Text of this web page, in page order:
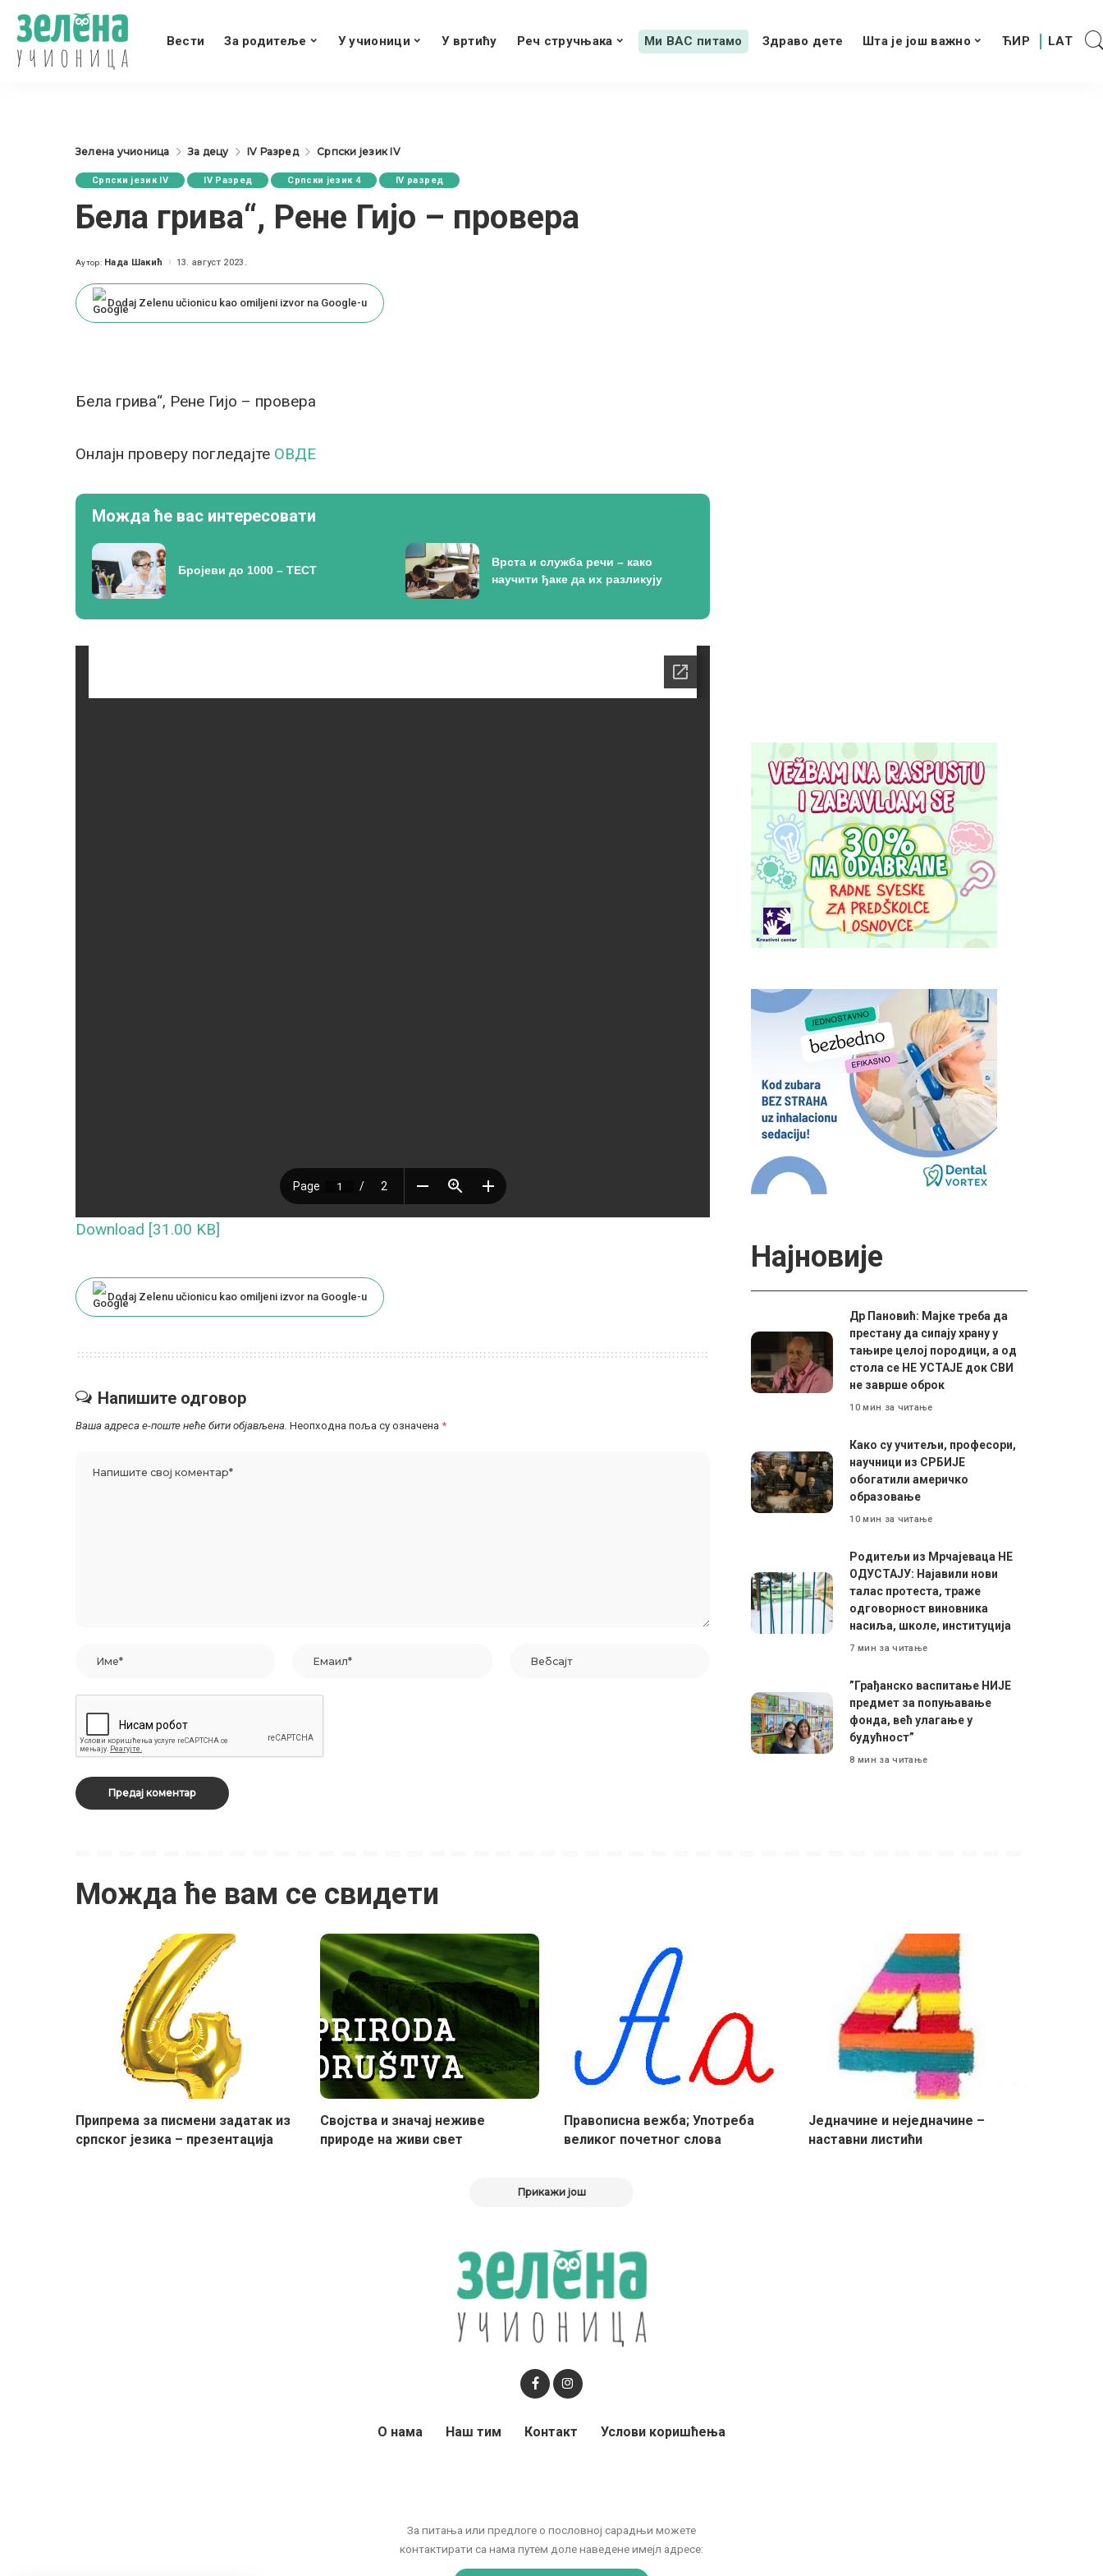
Вести За родитеље У учионици У вртићу Реч стручњака Ми ВАС питамо Здраво дете Шта је још важно
Зелена учионица За децу IV Разред Српски језик IV
Српски језик IV IV Разред Српски језик 4 IV разред
Бела грива“, Рене Гијо – провера
Posted
Аутор: Нада Шакић 13. август 2023.
Dodaj Zelenu učionicu kao omiljeni izvor na Google-u
Бела грива“, Рене Гијо – провера
Онлајн проверу погледајте ОВДЕ
Можда ће вас интересовати
Бројеви до 1000 – ТЕСТ
Врста и служба речи – како
научити ђаке да их разликују
Download [31.00 KB]
Dodaj Zelenu učionicu kao omiljeni izvor na Google-u
Напишите одговор
Ваша адреса е-поште неће бити објављена. Неопходна поља су означена *
Најновије
Др Пановић: Мајке треба да
престану да сипају храну у
тањире целој породици, а од
стола се НЕ УСТАЈЕ док СВИ
не заврше оброк
10 мин за читање
Како су учитељи, професори,
научници из СРБИЈЕ
обогатили америчко
образовање
10 мин за читање
Родитељи из Мрчајеваца НЕ
ОДУСТАЈУ: Најавили нови
талас протеста, траже
одговорност виновника
насиља, школе, институција
7 мин за читање
”Грађанско васпитање НИЈЕ
предмет за попуњавање
фонда, већ улагање у
будућност”
8 мин за читање
Можда ће вам се свидети
Припрема за писмени задатак из
српског језика – презентација
Својства и значај неживе
природе на живи свет
Правописна вежба; Употреба
великог почетног слова
Једначине и неједначине –
наставни листићи
Прикажи још
За питања или предлоге о пословној сарадњи можете
контактирати са нама путем доле наведене имејл адресе:
О нама Наш тим Контакт Услови коришћења